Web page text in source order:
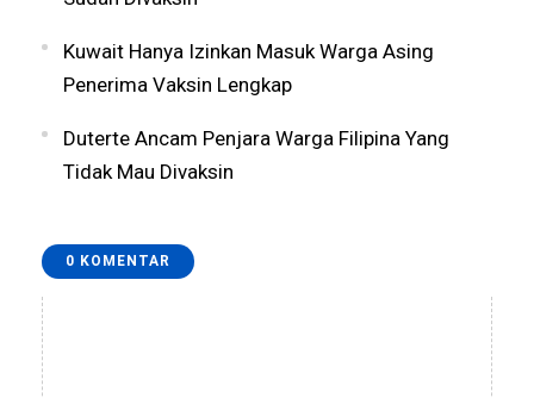
Kuwait Hanya Izinkan Masuk Warga Asing
Penerima Vaksin Lengkap
Duterte Ancam Penjara Warga Filipina Yang
Tidak Mau Divaksin
0 KOMENTAR